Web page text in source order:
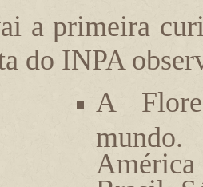
a primeira
do INPA
A